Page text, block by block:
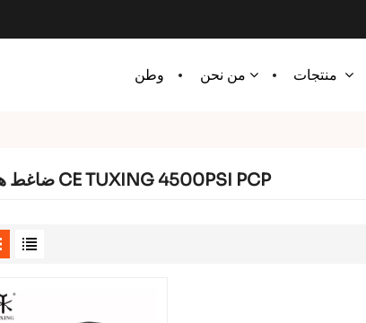
وطن من نحن
ضاغط هواء CE TUXING 4500PSI PCP